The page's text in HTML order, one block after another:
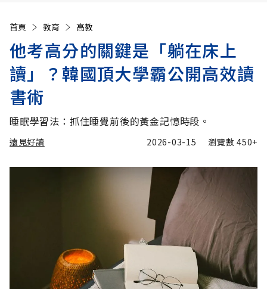
首頁 教育 高教
他考高分的關鍵是「躺在床上
讀」？韓國頂大學霸公開高效讀
書術
睡眠學習法：抓住睡覺前後的黃金記憶時段。
遠見好讀 2026-03-15 瀏覽數450+